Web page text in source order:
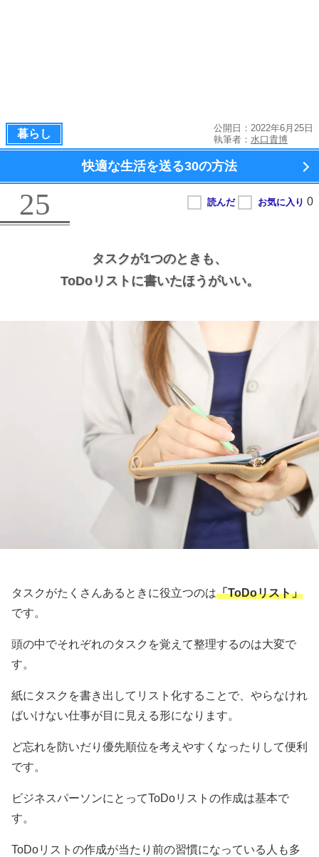
暮らし
公開日：2022年6月25日
執筆者： 水口貴博
快適な生活を送る30の方法
25
タスクが1つのときも、
ToDoリストに書いたほうがいい。
タスクがたくさんあるときに役立つのは「ToDoリスト」
です。
頭の中でそれぞれのタスクを覚えて整理するのは大変で
す。
紙にタスクを書き出してリスト化することで、やらなけれ
ばいけない仕事が目に見える形になります。
ど忘れを防いだり優先順位を考えやすくなったりして便利
です。
ビジネスパーソンにとってToDoリストの作成は基本で
す。
ToDoリストの作成が当たり前の習慣になっている人も多